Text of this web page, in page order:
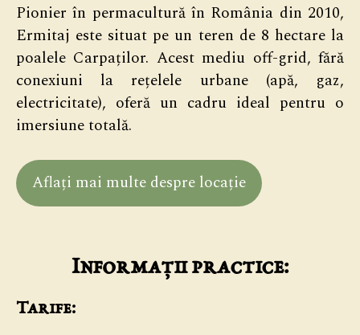
Pionier în permacultură în România din 2010,
Ermitaj este situat pe un teren de 8 hectare la
poalele Carpaților. Acest mediu off-grid, fără
conexiuni la rețelele urbane (apă, gaz,
electricitate), oferă un cadru ideal pentru o
imersiune totală.
Aflați mai multe despre locație
Informații practice:
Tarife: